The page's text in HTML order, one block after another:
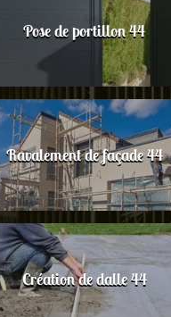
Pose de portillon 44
Ravalement de façade 44
Création de dalle 44